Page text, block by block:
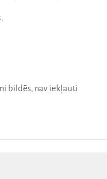
bildēs, nav iekļauti